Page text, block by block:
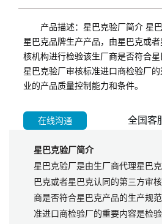
产品描述：星巴克验厂简介 星
星巴克品牌生产产品，由星巴克或
核机构进行检验该生厂商是否符合星
星巴克验厂审核标准进口商检验厂
业的产品质量控制能力和条件。
在线沟通 全国客
星巴克验厂简介
星巴克验厂是由生厂商代理星巴
巴克或者星巴克认同的第三方审
商是否符合星巴克产品的生产规
准进口商检验厂的重要内容是检